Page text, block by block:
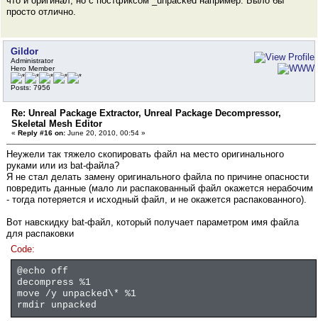
просто отлично.
Gildor
Administrator
Hero Member
Posts: 7956
Re: Unreal Package Extractor, Unreal Package Decompressor,
Skeletal Mesh Editor
« Reply #16 on: June 20, 2010, 00:54 »
Неужели так тяжело скопировать файл на место оригинального
руками или из bat-файла?
Я не стал делать замену оригинального файла по причине опасности
повредить данные (мало ли распакованный файл окажется нерабочим
- тогда потеряется и исходный файл, и не окажется распакованного).
Вот навскидку bat-файл, который получает параметром имя файла
для распаковки
Code:
@echo off
decompress %1
move /y unpacked\* %1
rmdir unpacked